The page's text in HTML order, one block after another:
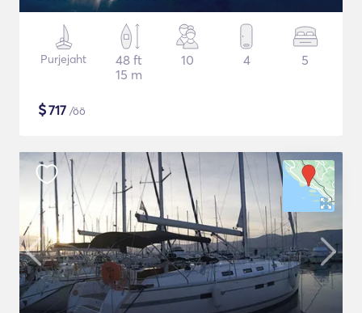
Purjejaht
48 ft
15 m
10 4 5
$717 /öö